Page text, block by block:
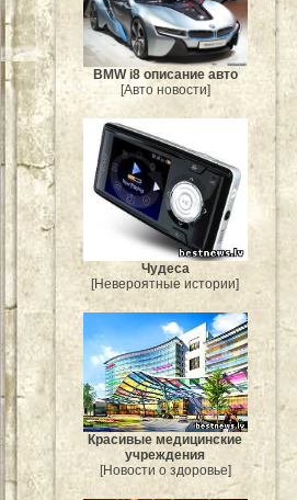
BMW i8 описание авто
[Авто новости]
Чудеса
[Невероятные истории]
Красивые медицинские
учреждения
[Новости о здоровье]